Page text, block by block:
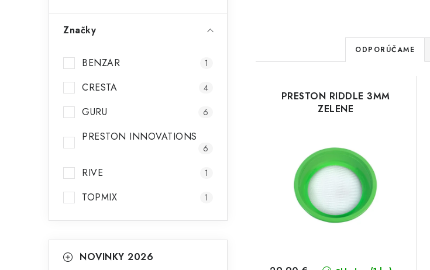
n Značky
BENZAR 1
CRESTA 4
GURU 6
PRESTON INNOVATIONS
6
RIVE 1
TOPMIX 1
kategórieNOVINKY 2026
R
a
d
e
i
e
p
r
ODPORÚČAME
PRESTON RIDDLE 3MM
ZELENE